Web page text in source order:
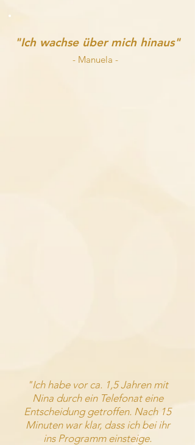
"Ich wachse über mich hinaus"
- Manuela -
"Ichhabe vor ca. 1,5 Jahren mit
Nina durch ein Telefonateine
Entscheidung getroffen. Nach 15
Minuten war klar, dass ich bei ihr
ins Programm einsteige.